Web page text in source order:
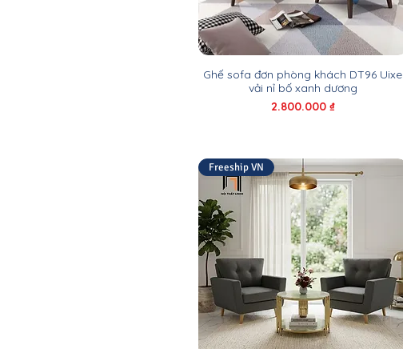
Ghế sofa đơn phòng khách DT96 Uixe
vải nỉ bố xanh dương
Giá
2.800.000 ₫
Freeship VN